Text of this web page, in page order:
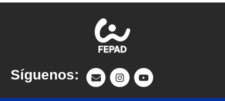
Síguenos: